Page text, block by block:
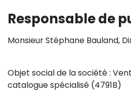
Responsable de
Monsieur Stéphane Bauland,
Objet social de la société :
catalogue spécialisé (4791B)